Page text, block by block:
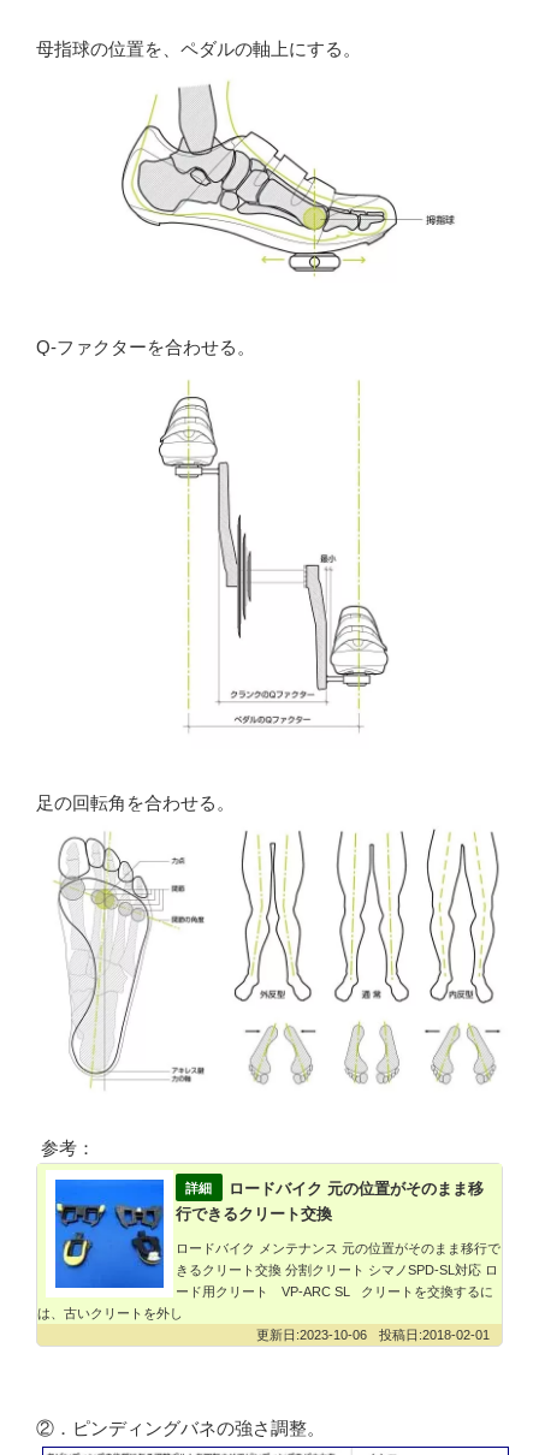
母指球の位置を、ペダルの軸上にする。
Q-ファクターを合わせる。
足の回転角を合わせる。
参考：
ロードバイク 元の位置がそのまま移
行できるクリート交換
ロードバイク メンテナンス 元の位置がそのまま移行で
きるクリート交換 分割クリート シマノSPD-SL対応 ロ
ード用クリート VP-ARC SL クリートを交換するに
は、古いクリートを外し
2018-02-01
2023-10-06
②．ピンディングバネの強さ調整。